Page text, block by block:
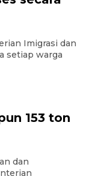
Imigrasi dan
setiap warga
153 ton
dan
ayam di